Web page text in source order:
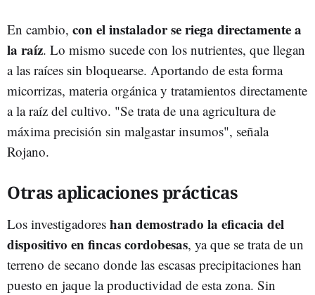
En cambio, con el instalador se riega directamente a
la raíz. Lo mismo sucede con los nutrientes, que llegan
a las raíces sin bloquearse. Aportando de esta forma
micorrizas, materia orgánica y tratamientos directamente
a la raíz del cultivo. "Se trata de una agricultura de
máxima precisión sin malgastar insumos", señala
Rojano.
Otras aplicaciones prácticas
Los investigadores han demostrado la eficacia del
dispositivo en fincas cordobesas, ya que se trata de un
terreno de secano donde las escasas precipitaciones han
puesto en jaque la productividad de esta zona. Sin